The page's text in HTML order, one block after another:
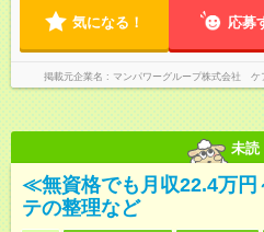
気になる！ 応募
掲載元企業名 マンパワーグループ株式会社 ケ
未読
≪無資格でも月収22.4万
テの整理など